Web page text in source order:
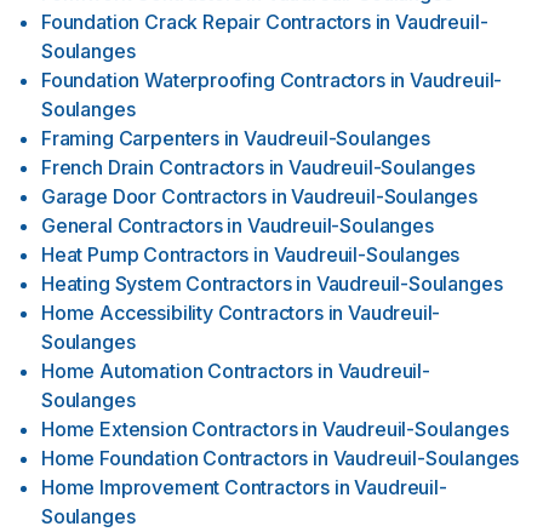
Foundation Crack Repair Contractors in Vaudreuil-
Soulanges
Foundation Waterproofing Contractors in Vaudreuil-
Soulanges
Framing Carpenters in Vaudreuil-Soulanges
French Drain Contractors in Vaudreuil-Soulanges
Garage Door Contractors in Vaudreuil-Soulanges
General Contractors in Vaudreuil-Soulanges
Heat Pump Contractors in Vaudreuil-Soulanges
Heating System Contractors in Vaudreuil-Soulanges
Home Accessibility Contractors in Vaudreuil-
Soulanges
Home Automation Contractors in Vaudreuil-
Soulanges
Home Extension Contractors in Vaudreuil-Soulanges
Home Foundation Contractors in Vaudreuil-Soulanges
Home Improvement Contractors in Vaudreuil-
Soulanges